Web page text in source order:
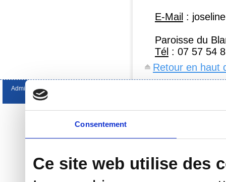
Consentement
Ce site web utilise des
E-Mail :
Paroisse du
Tél : 07 57 54
Retour en haut
Administration